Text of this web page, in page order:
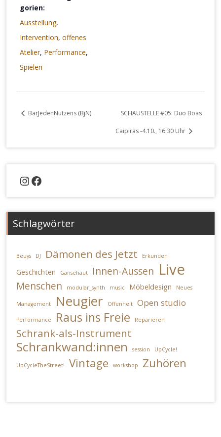
gorien:
Ausstellung,
Intervention, offenes
Atelier, Performance,
Spielen
BarJedenNutzens (BjN) SCHAUSTELLE #05: Duo Boas
Caipiras -4.10., 16:30 Uhr
Instagram
Facebook
Schlagwörter
Beuys DJ Dämonen des Jetzt Erkunden
Geschichten Gänsehaut Innen-Aussen Live
Menschen modular_synth music Möbeldesign Neues
Management Neugier Offenheit Open studio
Performance Raus ins Freie Reparieren
Schrank-als-Instrument
Schrankwand:innen session UpCycle!
UpCycleTheStreet! Vintage workshop Zuhören